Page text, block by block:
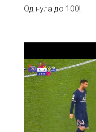
Од нула до 100!